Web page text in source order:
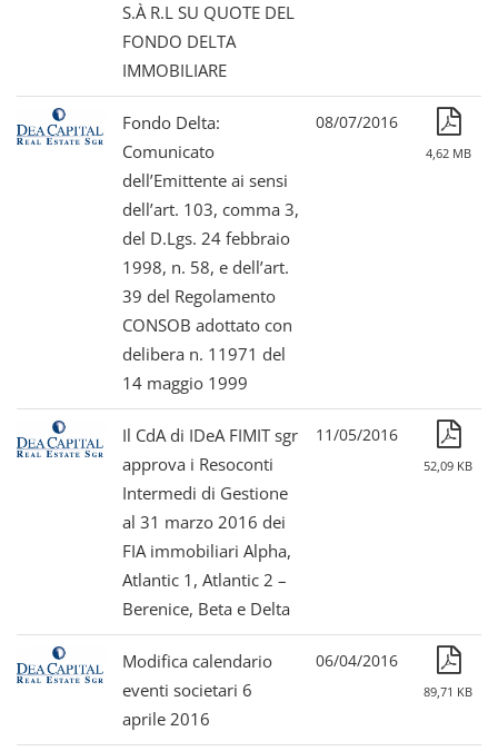
S.À R.L SU QUOTE DEL
FONDO DELTA
IMMOBILIARE
Fondo Delta:
Comunicato
dell’Emittente ai sensi
dell’art. 103, comma 3,
del D.Lgs. 24 febbraio
1998, n. 58, e dell’art.
39 del Regolamento
CONSOB adottato con
delibera n. 11971 del
14 maggio 1999
08/07/2016
4,62 MB
Il CdA di IDeA FIMIT sgr
approva i Resoconti
Intermedi di Gestione
al 31 marzo 2016 dei
FIA immobiliari Alpha,
Atlantic 1, Atlantic 2 –
Berenice, Beta e Delta
11/05/2016
52,09 KB
Modifica calendario
eventi societari 6
aprile 2016
06/04/2016
89,71 KB